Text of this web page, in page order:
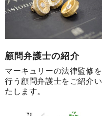
顧問弁護士の紹介
マーキュリーの法律監修を
行う顧問弁護士をご紹介い
たします。